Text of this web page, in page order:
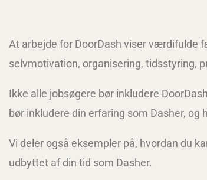
At arbejde for DoorDash viser værdifulde
selvmotivation, organisering, tidsstyring,
Ikke alle jobsøgere bør inkludere
bør inkludere din erfaring som Dasher,
Vi deler også eksempler på, hvordan du
udbyttet af din tid som Dasher.